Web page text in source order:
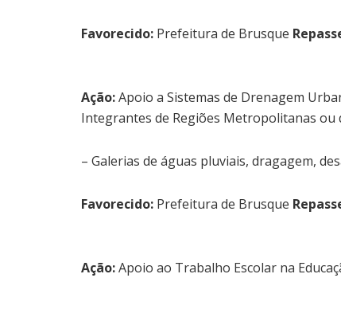
Favorecido: Prefeitura de Brusque
Ação:Apoio a Sistemas de Drenagem
Integrantes de Regiões Metropolitanas ou
– Galerias de águas pluviais, dragagem,
Favorecido: Prefeitura de Brusque
Ação:Apoio ao Trabalho Escolar na